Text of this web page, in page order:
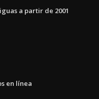
a partir de 2001
en línea